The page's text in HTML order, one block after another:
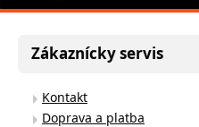
Zákaznícky servis
Kontakt
Doprava a platba